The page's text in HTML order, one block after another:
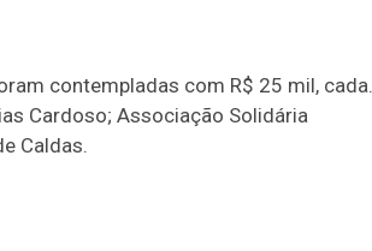
contempladas com R$ 25 mil, cada.
Cardoso; Associação Solidária
Caldas.